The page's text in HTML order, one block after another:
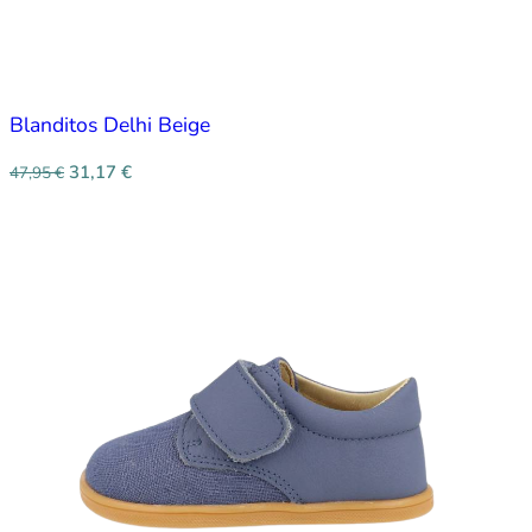
Blanditos Delhi Beige
47,95€ 31,17 €